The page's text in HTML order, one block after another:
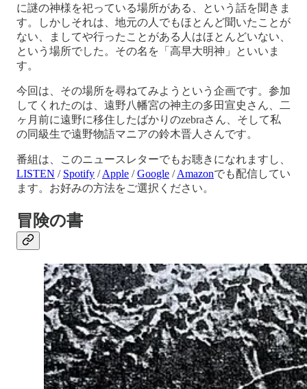
に謎の神様を祀っている場所がある、という話を聞きま
す。しかしそれは、地元の人でもほとんど聞いたことが
ない、ましてや行ったことがある人はほとんどいない、
という場所でした。その名を「高早大明神」といいま
す。
今回は、その場所を尋ねてみようという企画です。参加
してくれたのは、遠野八幡宮の神主の多田宣史さん、二
ヶ月前に遠野に移住したばかりのzebraさん、そして私
の同級生で遠野物語マニアの鈴木晋人さんです。
番組は、このニュースレターでもお聴きになれますし、
LISTEN / Spotify /Apple /Google /Amazonでも配信してい
ます。お好みの方法をご選択ください。
冒険の書